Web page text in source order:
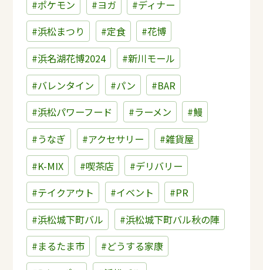
#ポケモン
#ヨガ
#ディナー
#浜松まつり
#定食
#花博
#浜名湖花博2024
#新川モール
#バレンタイン
#パン
#BAR
#浜松パワーフード
#ラーメン
#鰻
#うなぎ
#アクセサリー
#雑貨屋
#K-MIX
#喫茶店
#デリバリー
#テイクアウト
#イベント
#PR
#浜松城下町バル
#浜松城下町バル秋の陣
#まるたま市
#どうする家康